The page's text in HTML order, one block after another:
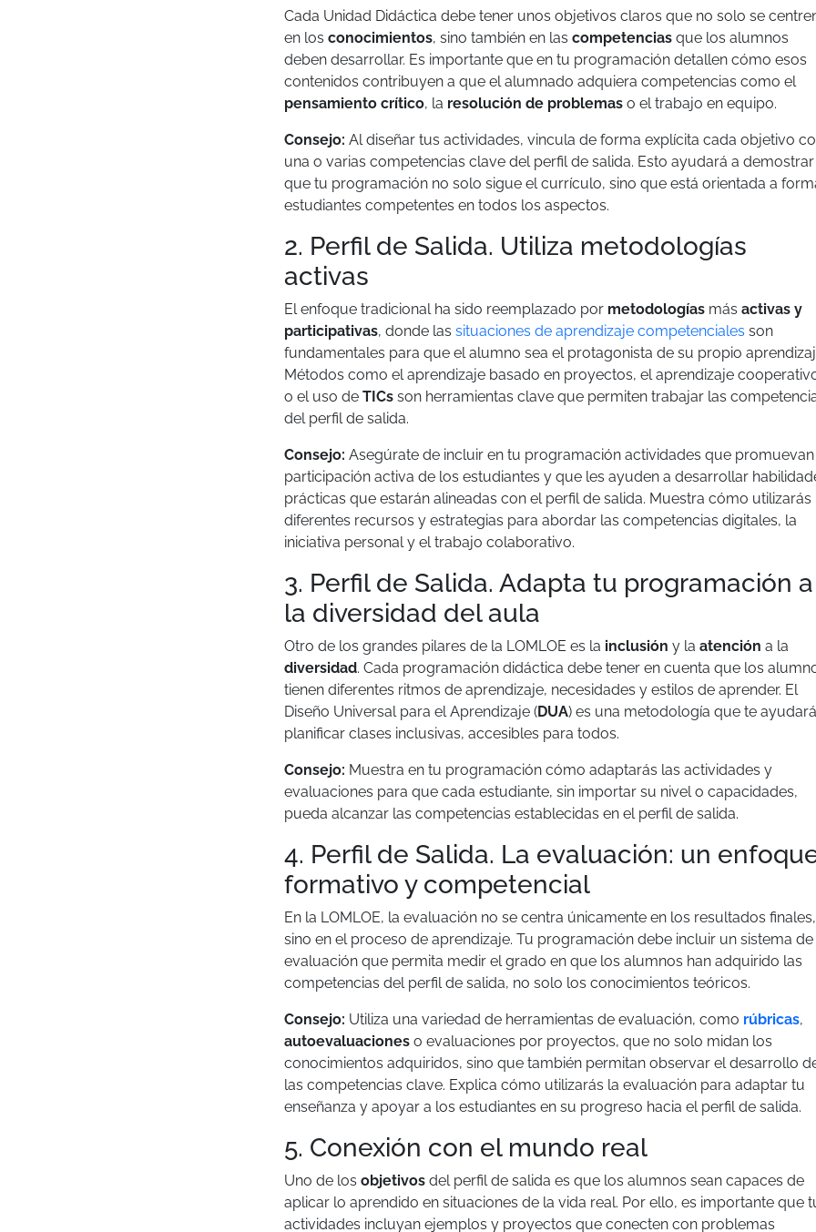
Cada Unidad Didáctica debe tener unos objetivos claros que no solo se
en los conocimientos, sino también en las competencias que los alumnos
deben desarrollar. Es importante que en tu programación detallen cómo esos
contenidos contribuyen a que el alumnado adquiera competencias como el
pensamiento crítico, la resolución de problemas o el trabajo en equipo.
Consejo: Al diseñar tus actividades, vincula de forma explícita cada objetivo
una o varias competencias clave del perfil de salida. Esto ayudará a demostrar
que tu programación no solo sigue el currículo, sino que está orientada a
estudiantes competentes en todos los aspectos.
2. Perfil de Salida. Utiliza metodologías
activas
El enfoque tradicional ha sido reemplazado por metodologías más activas y
participativas, donde las situaciones de aprendizaje competenciales son
fundamentales para que el alumno sea el protagonista de su propio
Métodos como el aprendizaje basado en proyectos, el aprendizaje
o el uso de TICs son herramientas clave que permiten trabajar las
del perfil de salida.
Consejo: Asegúrate de incluir en tu programación actividades que
participación activa de los estudiantes y que les ayuden a desarrollar
prácticas que estarán alineadas con el perfil de salida. Muestra cómo utilizarás
diferentes recursos y estrategias para abordar las competencias digitales, la
iniciativa personal y el trabajo colaborativo.
3. Perfil de Salida. Adapta tu programación a
la diversidad del aula
Otro de los grandes pilares de la LOMLOE es la inclusión y la atención a la
diversidad. Cada programación didáctica debe tener en cuenta que los
tienen diferentes ritmos de aprendizaje, necesidades y estilos de aprender. El
Diseño Universal para el Aprendizaje (DUA) es una metodología que te
planificar clases inclusivas, accesibles para todos.
Consejo: Muestra en tu programación cómo adaptarás las actividades y
evaluaciones para que cada estudiante, sin importar su nivel o capacidades,
pueda alcanzar las competencias establecidas en el perfil de salida.
4. Perfil de Salida. La evaluación: un
formativo y competencial
En la LOMLOE, la evaluación no se centra únicamente en los resultados finales,
sino en el proceso de aprendizaje. Tu programación debe incluir un sistema de
evaluación que permita medir el grado en que los alumnos han adquirido las
competencias del perfil de salida, no solo los conocimientos teóricos.
Consejo: Utiliza una variedad de herramientas de evaluación, como rúbricas,
autoevaluaciones o evaluaciones por proyectos, que no solo midan los
conocimientos adquiridos, sino que también permitan observar el desarrollo
las competencias clave. Explica cómo utilizarás la evaluación para adaptar tu
enseñanza y apoyar a los estudiantes en su progreso hacia el perfil de salida.
5. Conexión con el mundo real
Uno de los objetivos del perfil de salida es que los alumnos sean capaces de
aplicar lo aprendido en situaciones de la vida real. Por ello, es importante que
actividades incluyan ejemplos y proyectos que conecten con problemas